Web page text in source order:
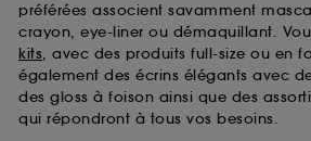
préférées associent savamment
crayon, eye-liner ou démaquillant.
kits, avec des produits full-size ou en
également des écrins élégants avec
des gloss à foison ainsi que des
qui répondront à tous vos besoins.